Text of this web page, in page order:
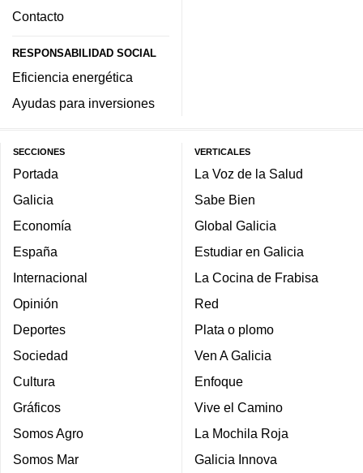
Contacto
RESPONSABILIDAD SOCIAL
Eficiencia energética
Ayudas para inversiones
SECCIONES
Portada
Galicia
Economía
España
Internacional
Opinión
Deportes
Sociedad
Cultura
Gráficos
Somos Agro
Somos Mar
VERTICALES
La Voz de la Salud
Sabe Bien
Global Galicia
Estudiar en Galicia
La Cocina de Frabisa
Red
Plata o plomo
Ven A Galicia
Enfoque
Vive el Camino
La Mochila Roja
Galicia Innova